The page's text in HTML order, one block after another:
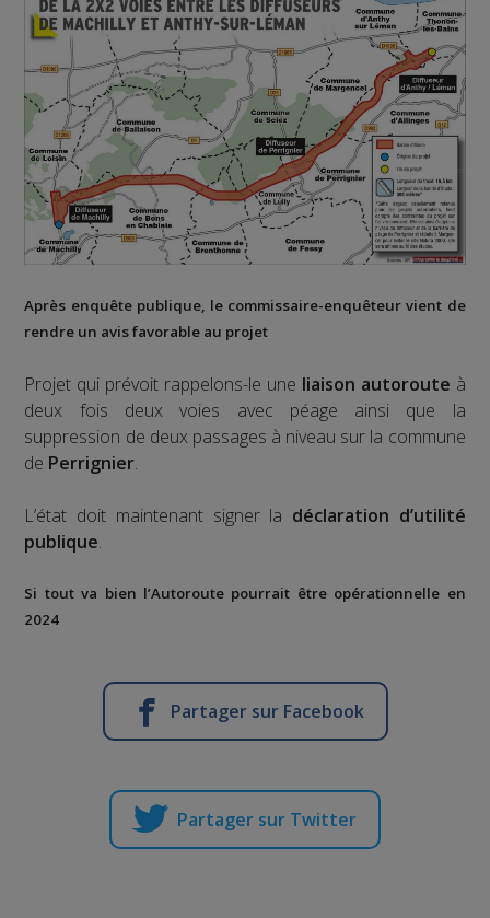
Après enquête publique, le commissaire-enquêteur vient de
rendre un avis favorable au projet
Projet qui prévoit rappelons-le une liaison autoroute à
deux fois deux voies avec péage ainsi que la
suppression de deux passages à niveau sur la commune
de Perrignier.
L’état doit maintenant signer la déclaration d’utilité
publique.
Si tout va bien l’Autoroute pourrait être opérationnelle en
2024
Partager sur Facebook
Partager sur Twitter